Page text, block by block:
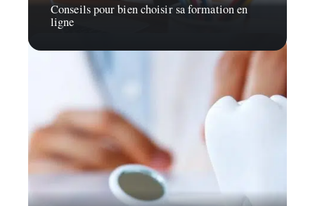
Conseils pour bien choisir sa formation en
ligne